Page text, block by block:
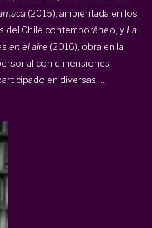
(2015), ambientada en los
del Chile contemporáneo, y La
en el aire (2016), obra en la
con dimensiones
en diversas ...